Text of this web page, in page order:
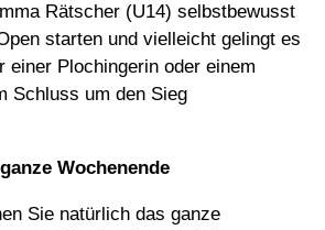
Rätscher (U14) selbstbewusst
starten und vielleicht gelingt es
einer Plochingerin oder einem
Schluss um den Sieg
Wochenende
Sie natürlich das ganze